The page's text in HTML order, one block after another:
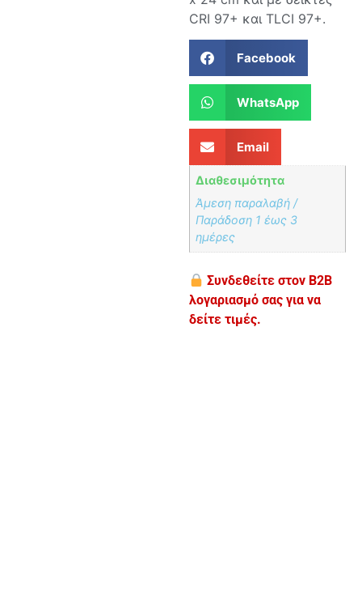
CRI 97+ και TLCI 97+.
Facebook
WhatsApp
Email
Διαθεσιμότητα
Άμεση παραλαβή /
Παράδoση 1 έως 3
ημέρες
Συνδεθείτε στον B2B
λογαριασμό σας για να
δείτε τιμές.